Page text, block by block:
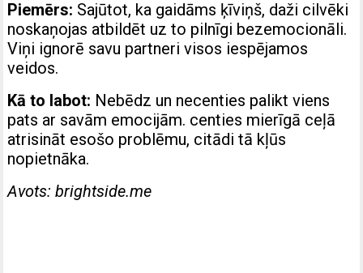
Piemērs: Sajūtot, ka gaidāms ķīviņš, daži cilvēki
noskaņojas atbildēt uz to pilnīgi bezemocionāli.
Viņi ignorē savu partneri visos iespējamos
veidos.
Kā to labot: Nebēdz un necenties palikt viens
pats ar savām emocijām. centies mierīgā ceļā
atrisināt esošo problēmu, citādi tā kļūs
nopietnāka.
Avots: brightside.me